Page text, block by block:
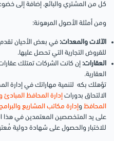
كل من المشتري والبائع، إضافة إلى
ومن أمثلة الأصول المرهونة:
الآلات والمعدات: في بعض الأحيان
للقروض التجارية التي تحصل عليها.
العقارات: إن كانت الشركات تمتلك
العقارية.
تؤهلك بكه لتنمية مهاراتك في إدارة
الالتحاق بدورات إدارة المحافظ
المحافظ وإدارة مكاتب المشاريع
على يد المتخصصين المعتمدين في هذا
للاختبار والحصول على شهادة دولية